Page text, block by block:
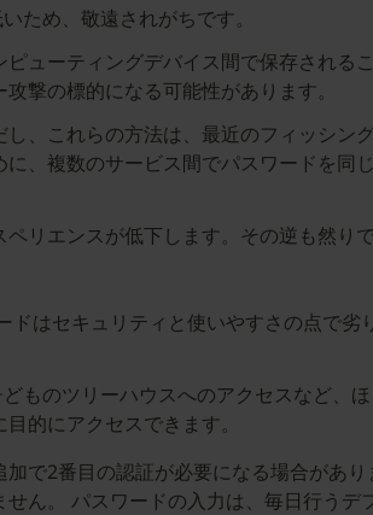
ため、敬遠されがちです。
ューティングデバイス間で保存される
撃の標的になる可能性があります。
、これらの方法は、最近のフィッシン
、複数のサービス間でパスワードを同
リエンスが低下します。その逆も然りで
はセキュリティと使いやすさの点で劣
ものツリーハウスへのアクセスなど、
的にアクセスできます。
で2番目の認証が必要になる場合があ
ん。 パスワードの入力は、毎日行うデ